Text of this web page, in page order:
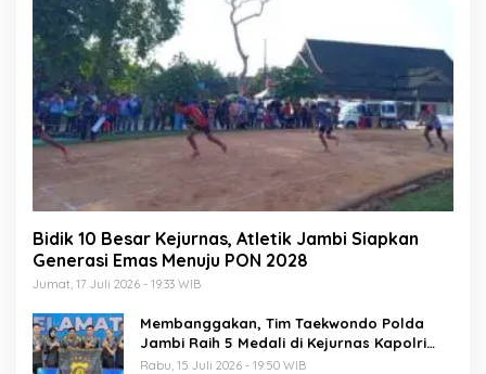
Bidik 10 Besar Kejurnas, Atletik Jambi Siapkan
Generasi Emas Menuju PON 2028
Jumat, 17 Juli 2026 - 19:33 WIB
Membanggakan, Tim Taekwondo Polda
Jambi Raih 5 Medali di Kejurnas Kapolri
Cup 7
Rabu, 15 Juli 2026 - 19:50 WIB